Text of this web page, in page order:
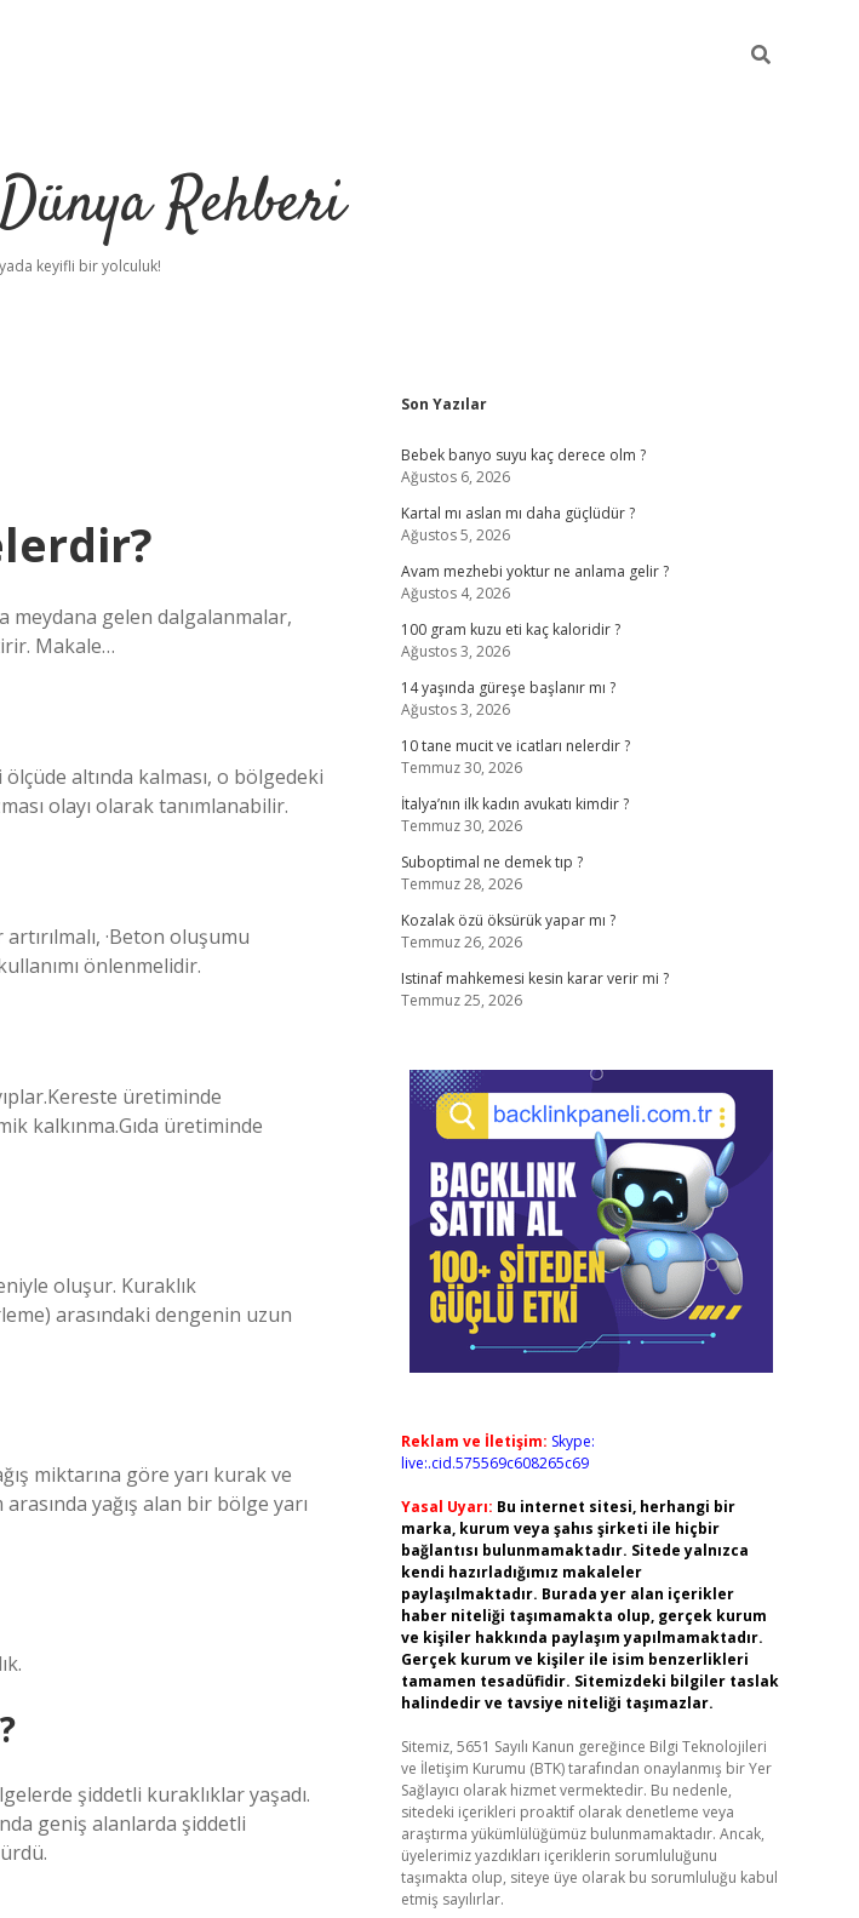
Rehberi
keyifli bir yolculuk!
meydana gelen dalgalanmalar,
Makale…
altında kalması, o bölgedeki
olayı olarak tanımlanabilir.
·Beton oluşumu
önlenmelidir.
üretiminde
kalkınma.Gıda üretiminde
oluşur. Kuraklık
arasındaki dengenin uzun
miktarına göre yarı kurak ve
yağış alan bir bölge yarı
şiddetli kuraklıklar yaşadı.
geniş alanlarda şiddetli
Sidebar
Son Yazılar
Bebek banyo suyu kaç derece olm ?
Ağustos 6, 2026
Kartal mı aslan mı daha güçlüdür ?
Ağustos 5, 2026
Avam mezhebi yoktur ne anlama gelir ?
Ağustos 4, 2026
100 gram kuzu eti kaç kaloridir ?
Ağustos 3, 2026
14 yaşında güreşe başlanır mı ?
Ağustos 3, 2026
10 tane mucit ve icatları nelerdir ?
Temmuz 30, 2026
İtalya’nın ilk kadın avukatı kimdir ?
Temmuz 30, 2026
Suboptimal ne demek tıp ?
Temmuz 28, 2026
Kozalak özü öksürük yapar mı ?
Temmuz 26, 2026
Istinaf mahkemesi kesin karar verir mi ?
Temmuz 25, 2026
Reklam ve İletişim: Skype:
live:.cid.575569c608265c69
Yasal Uyarı: Bu internet sitesi, herhangi bir
marka, kurum veya şahıs şirketi ile hiçbir
bağlantısı bulunmamaktadır. Sitede yalnızca
kendi hazırladığımız makaleler
paylaşılmaktadır. Burada yer alan içerikler
haber niteliği taşımamakta olup, gerçek kurum
ve kişiler hakkında paylaşım yapılmamaktadır.
Gerçek kurum ve kişiler ile isim benzerlikleri
tamamen tesadüfidir. Sitemizdeki bilgiler taslak
halindedir ve tavsiye niteliği taşımazlar.
Sitemiz, 5651 Sayılı Kanun gereğince Bilgi Teknolojileri
ve İletişim Kurumu (BTK) tarafından onaylanmış bir Yer
Sağlayıcı olarak hizmet vermektedir. Bu nedenle,
sitedeki içerikleri proaktif olarak denetleme veya
araştırma yükümlülüğümüz bulunmamaktadır. Ancak,
üyelerimiz yazdıkları içeriklerin sorumluluğunu
taşımakta olup, siteye üye olarak bu sorumluluğu kabul
etmiş sayılırlar.
deneme bonusu veren bahis sitelerivdcasino